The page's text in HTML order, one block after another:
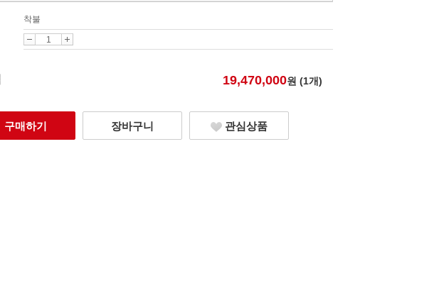
착불
19,470,000원 (1개)
구매하기 장바구니 관심상품